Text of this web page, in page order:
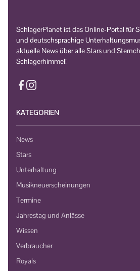
SchlagerPlanet ist das Online-Portal für
und deutschsprachige
aktuelle News über alle Stars und
Schlagerhimmel!
KATEGORIEN
News
Stars
Unterhaltung
Musikneuerscheinungen
Termine
Jahrestag und Anlässe
Wissen
Verbraucher
Royals